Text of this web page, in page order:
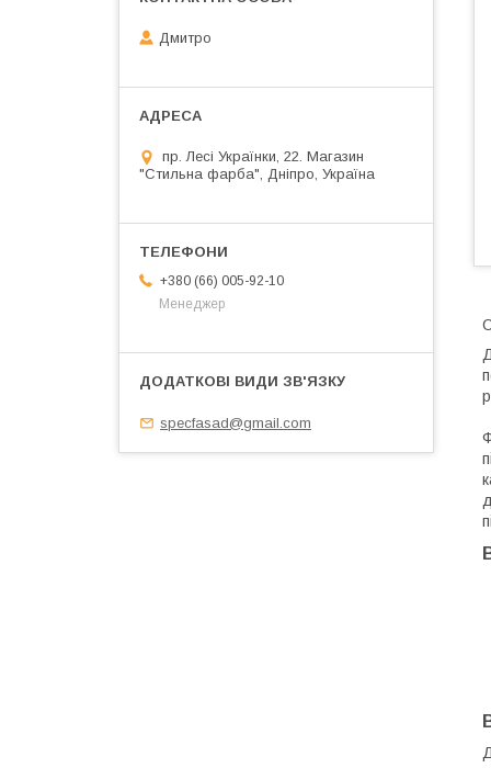
Дмитро
пр. Лесі Українки, 22. Магазин
"Стильна фарба", Дніпро, Україна
+380 (66) 005-92-10
Менеджер
specfasad@gmail.com